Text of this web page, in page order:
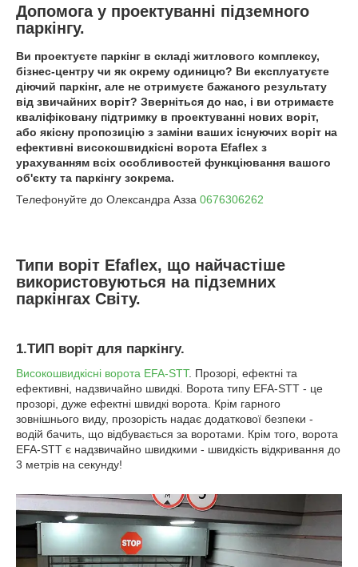
Допомога у проектуванні підземного
паркінгу.
Ви проектуєте паркінг в складі житлового комплексу,
бізнес-центру чи як окрему одиницю? Ви експлуатуєте
діючий паркінг, але не отримуєте бажаного результату
від звичайних воріт? Зверніться до нас, і ви отримаєте
кваліфіковану підтримку в проектуванні нових воріт,
або якісну пропозицію з заміни ваших існуючих воріт на
ефективні високошвидкісні ворота Efaflex з
урахуванням всіх особливостей функціювання вашого
об'єкту та паркінгу зокрема.
Телефонуйте до Олександра Азза 0676306262
Типи воріт Efaflex, що найчастіше
використовуються на підземних
паркінгах Світу.
1.ТИП воріт для паркінгу.
Високошвидкісні ворота EFA-STT. Прозорі, ефектні та
ефективні, надзвичайно швидкі. Ворота типу EFA-STT - це
прозорі, дуже ефектні швидкі ворота. Крім гарного
зовнішнього виду, прозорість надає додаткової безпеки -
водій бачить, що відбувається за воротами. Крім того, ворота
EFA-STT є надзвичайно швидкими - швидкість відкривання до
3 метрів на секунду!